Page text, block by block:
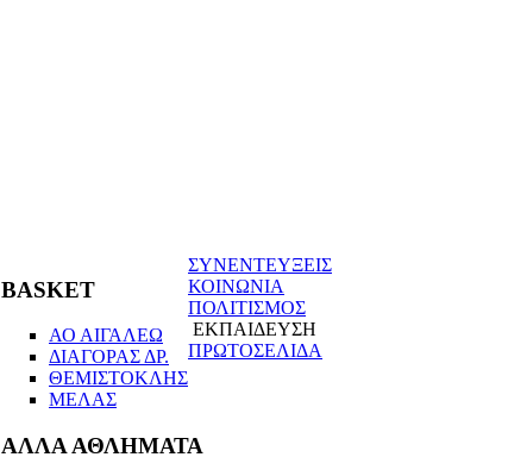
BASKET
ΑΟ ΑΙΓΑΛΕΩ
ΔΙΑΓΟΡΑΣ ΔΡ.
ΘΕΜΙΣΤΟΚΛΗΣ
ΜΕΛΑΣ
ΑΛΛΑ ΑΘΛΗΜΑΤΑ
ΣΥΝΕΝΤΕΥΞΕΙΣ
ΚΟΙΝΩΝΙΑ
ΠΟΛΙΤΙΣΜΟΣ
ΕΚΠΑΙΔΕΥΣΗ
ΠΡΩΤΟΣΕΛΙΔΑ